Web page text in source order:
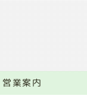
営業案内